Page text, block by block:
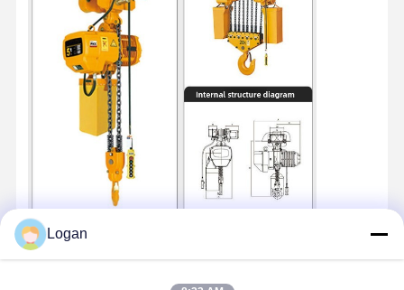
Logan